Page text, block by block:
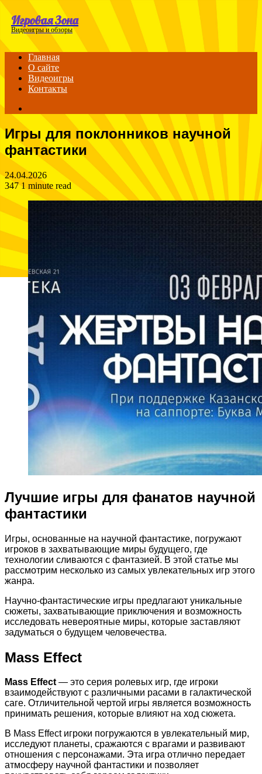
Menu
Игровая Зона
Видеоигры и обзоры
Главная
О сайте
Видеоигры
Контакты
Игры для поклонников научной
фантастики
24.04.2026
3471 minute read
Лучшие игры для фанатов научной
фантастики
Игры, основанные на научной фантастике, погружают
игроков в захватывающие миры будущего, где
технологии сливаются с фантазией. В этой статье мы
рассмотрим несколько из самых увлекательных игр этого
жанра.
Научно-фантастические игры предлагают уникальные
сюжеты, захватывающие приключения и возможность
исследовать невероятные миры, которые заставляют
задуматься о будущем человечества.
Mass Effect
Mass Effect— это серия ролевых игр, где игроки
взаимодействуют с различными расами в галактической
саге. Отличительной чертой игры является возможность
принимать решения, которые влияют на ход сюжета.
В Mass Effect игроки погружаются в увлекательный мир,
исследуют планеты, сражаются с врагами и развивают
отношения с персонажами. Эта игра отлично передает
атмосферу научной фантастики и позволяет